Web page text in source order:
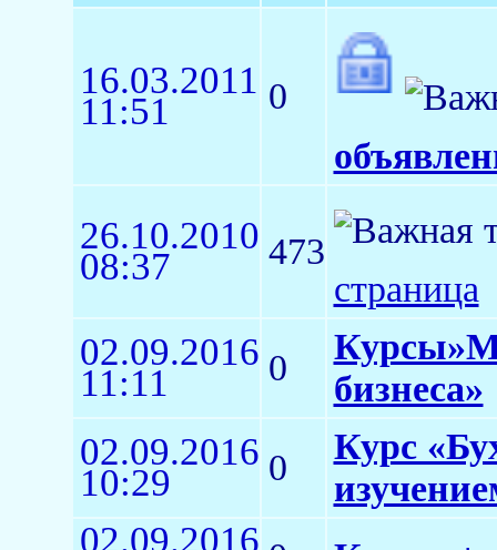
16.03.2011
11:51
0
26.10.2010
08:37
473
страница
02.09.2016
11:11 0
бизнеса»
02.09.2016
10:29 0
Курс
02.09.2016